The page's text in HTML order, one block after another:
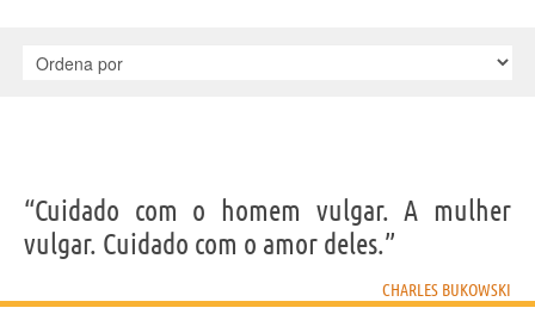
“Cuidado com o homem vulgar. A mulher
vulgar. Cuidado com o amor deles.”
CHARLES BUKOWSKI